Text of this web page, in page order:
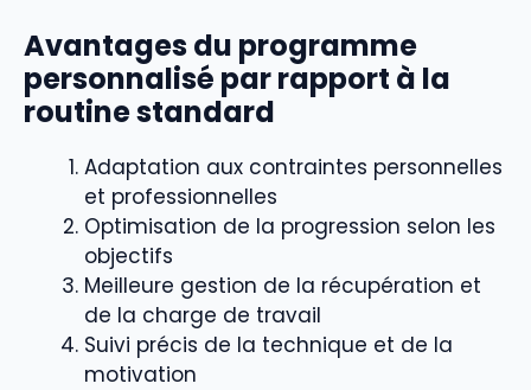
Avantages du programme
personnalisé par rapport à la
routine standard
Adaptation aux contraintes personnelles
et professionnelles
Optimisation de la progression selon les
objectifs
Meilleure gestion de la récupération et
de la charge de travail
Suivi précis de la technique et de la
motivation